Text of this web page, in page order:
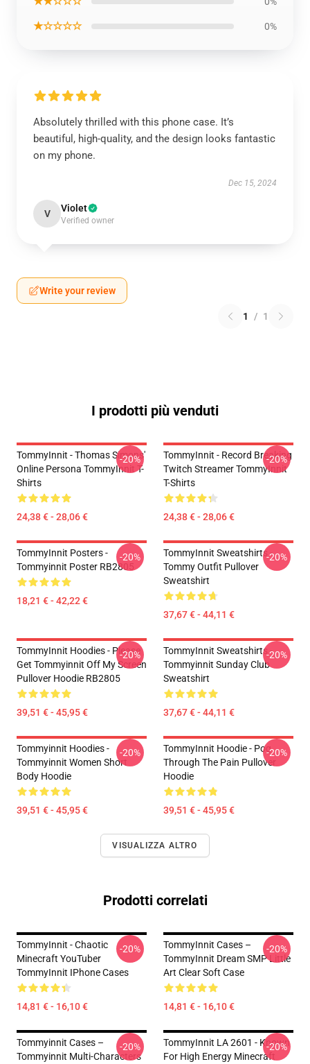
★☆☆☆☆ 0%
Absolutely thrilled with this phone case. It’s
beautiful, high-quality, and the design looks fantastic
on my phone.
Dec 15, 2024
V Violet
Verified owner
Write your review
1 / 1
I prodotti più venduti
TommyInnit - Thomas Simons'
Online Persona TommyInnit T-
Shirts
24,38 € - 28,06 €
-20%
TommyInnit - Record Breaking
Twitch Streamer TommyInnit
T-Shirts
24,38 € - 28,06 €
-20%
TommyInnit Posters -
Tommyinnit Poster RB2805
18,21 € - 42,22 €
-20%
TommyInnit Sweatshirts -
Tommy Outfit Pullover
Sweatshirt
37,67 € - 44,11 €
-20%
TommyInnit Hoodies - Please
Get Tommyinnit Off My Screen
Pullover Hoodie RB2805
39,51 € - 45,95 €
-20%
TommyInnit Sweatshirts -
Tommyinnit Sunday Club
Sweatshirt
37,67 € - 44,11 €
-20%
Tommyinnit Hoodies -
Tommyinnit Women Short
Body Hoodie
39,51 € - 45,95 €
-20%
TommyInnit Hoodie - Pog
Through The Pain Pullover
Hoodie
39,51 € - 45,95 €
-20%
VISUALIZZA ALTRO
Prodotti correlati
TommyInnit - Chaotic
Minecraft YouTuber
TommyInnit IPhone Cases
14,81 € - 16,10 €
-20%
TommyInnit Cases –
TommyInnit Dream SMP Little
Art Clear Soft Case
14,81 € - 16,10 €
-20%
Tommyinnit Cases –
Tommyinnit Multi-Characters
-20%
TommyInnit LA 2601 - Known
For High Energy Minecraft
-20%